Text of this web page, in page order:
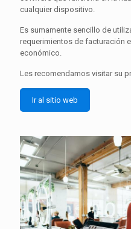
cualquier dispositivo.
Es sumamente sencillo de
requerimientos de facturación
económico.
Les recomendamos visitar su
Ir al sitio web